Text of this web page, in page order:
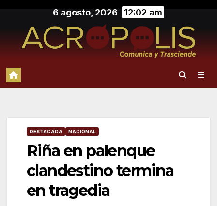
contenido
6 agosto, 2026 12:02 am
DESTACADA NACIONAL
Riña en palenque
clandestino termina
en tragedia